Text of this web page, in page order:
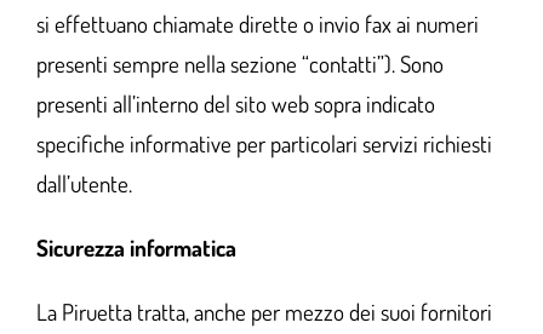
si effettuano chiamate dirette o invio fax ai numeri
presenti sempre nella sezione “contatti”). Sono
presenti all’interno del sito web sopra indicato
specifiche informative per particolari servizi richiesti
dall’utente.
Sicurezza informatica
La Piruetta tratta, anche per mezzo dei suoi fornitori